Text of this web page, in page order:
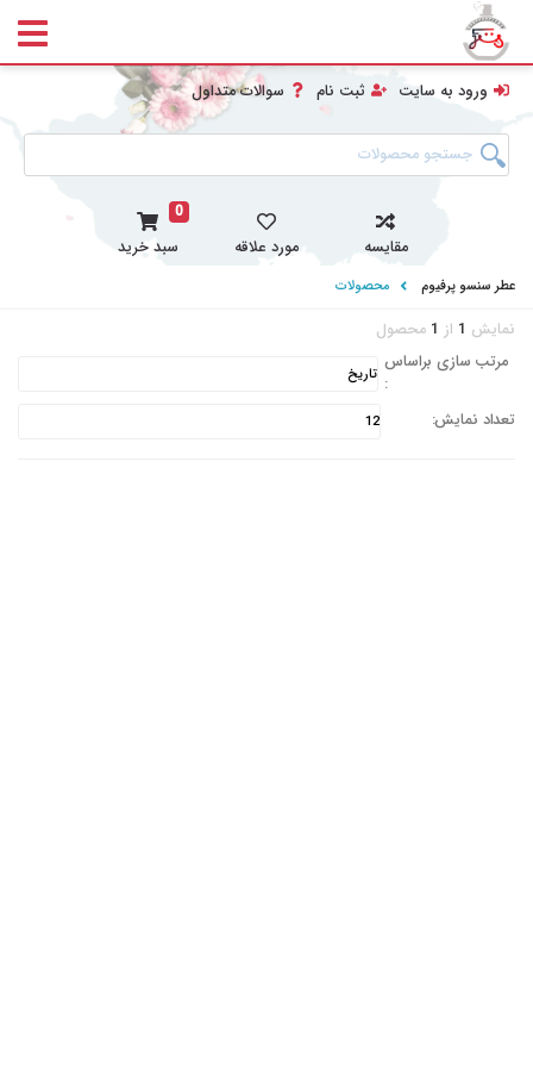
ورود به سایت ثبت نام سوالات متداول
مقایسه مورد علاقه
0
سبد خرید
عطر سنسو پرفیوم محصولات
نمایش 1 از 1 محصول
مرتب سازی براساس
:
تعداد نمایش: